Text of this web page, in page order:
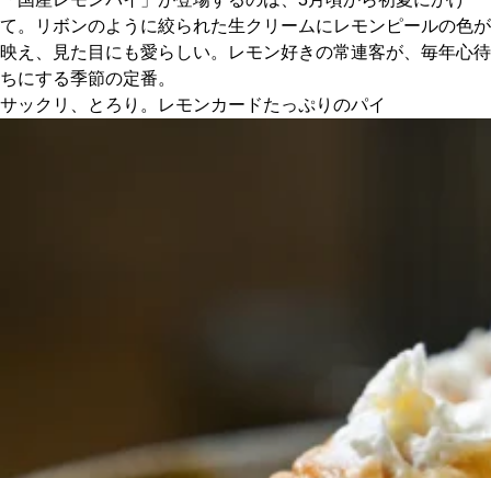
京都おやつクラブ
私と店のはなし
すべて
て。リボンのように絞られた生クリームにレモンピールの色が
映え、見た目にも愛らしい。レモン好きの常連客が、毎年心待
ちにする季節の定番。
サックリ、とろり。レモンカードたっぷりのパイ